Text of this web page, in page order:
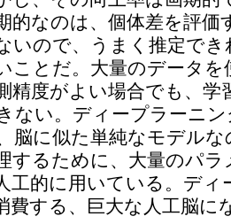
的なのは、個体差を評価
いので、うまく推定で
ことだ。大量のデータ
精度がよい場合でも、学
ない。ディープラーニ
脳に似た単純なモデル
するために、大量のパラ
工的に用いている。ディ
費する、巨大な人工脳に